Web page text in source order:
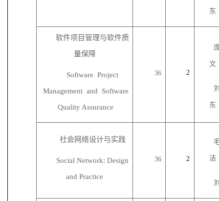
东
软件项目管理与软件质
量保障
Software Project
Management and Software
Quality Assurance
36 2
文
东
社会网络设计与实践
Social Network: Design
and Practice
36 2 洁